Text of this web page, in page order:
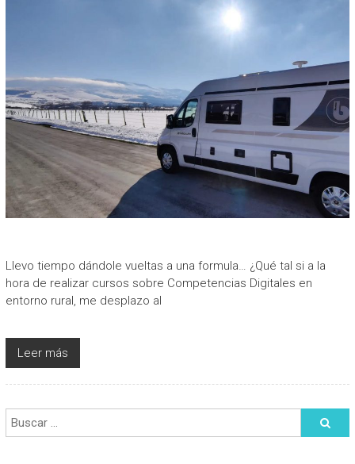
Llevo tiempo dándole vueltas a una formula… ¿Qué tal si a la
hora de realizar cursos sobre Competencias Digitales en
entorno rural, me desplazo al
Leer más